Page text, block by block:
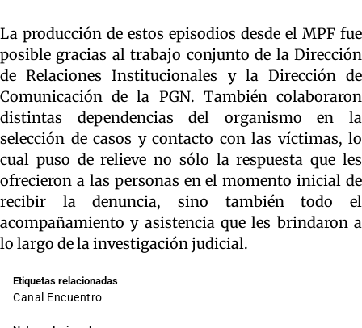
La producción de estos episodios desde el MPF fue
posible gracias al trabajo conjunto de la Dirección
de Relaciones Institucionales y la Dirección de
Comunicación de la PGN. También colaboraron
distintas dependencias del organismo en la
selección de casos y contacto con las víctimas, lo
cual puso de relieve no sólo la respuesta que les
ofrecieron a las personas en el momento inicial de
recibir la denuncia, sino también todo el
acompañamiento y asistencia que les brindaron a
lo largo de la investigación judicial.
Etiquetas relacionadas
Canal Encuentro